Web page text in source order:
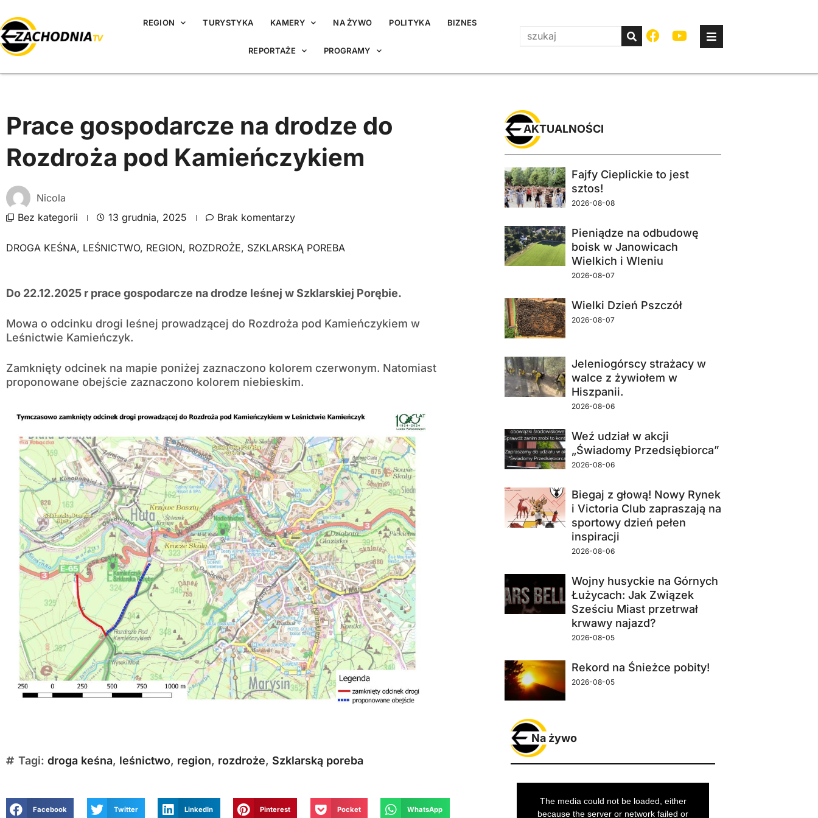
REGION TURYSTYKA KAMERY NA ŻYWO POLITYKA BIZNES
REPORTAŻE PROGRAMY
Prace gospodarcze na drodze do
Rozdroża pod Kamieńczykiem
Nicola
Bez kategorii
13 grudnia, 2025 Brak komentarzy
DROGA KEŚNA, LEŚNICTWO, REGION, ROZDROŻE, SZKLARSKĄ POREBA
Do 22.12.2025 r prace gospodarcze na drodze leśnej w Szklarskiej Porębie.
Mowa o odcinku drogi leśnej prowadzącej do Rozdroża pod Kamieńczykiem w
Leśnictwie Kamieńczyk.
Zamknięty odcinek na mapie poniżej zaznaczono kolorem czerwonym. Natomiast
proponowane obejście zaznaczono kolorem niebieskim.
Tagi: droga keśna, leśnictwo, region, rozdroże, Szklarską poreba
Facebook Twitter LinkedIn Pinterest Pocket WhatsApp
Fajfy Cieplickie to jest
sztos!
2026-08-08
Pieniądze na odbudowę
boisk w Janowicach
Wielkich i Wleniu
2026-08-07
Wielki Dzień Pszczół
2026-08-07
Jeleniogórscy strażacy w
walce z żywiołem w
Hiszpanii.
2026-08-06
Weź udział w akcji
„Świadomy Przedsiębiorca”
2026-08-06
Biegaj z głową! Nowy Rynek
i Victoria Club zapraszają na
sportowy dzień pełen
inspiracji
2026-08-06
Wojny husyckie na Górnych
Łużycach: Jak Związek
Sześciu Miast przetrwał
krwawy najazd?
2026-08-05
Rekord na Śnieżce pobity!
2026-08-05
AKTUALNOŚCI
Na żywo